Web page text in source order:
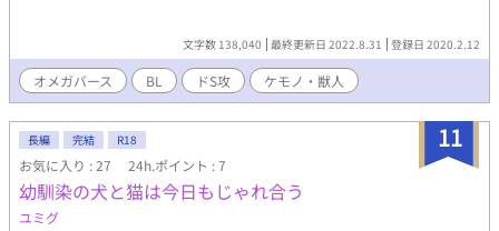
文字数 138,040 最終更新日 2022.8.31 登録日 2020.2.12
オメガバース BL ドS攻 ケモノ・獣人
11
長編 完結 R18
お気に入り : 27 24h.ポイント : 7
幼馴染の犬と猫は今日もじゃれ合う
ユミグ